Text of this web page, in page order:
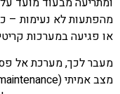
מהפתעות לא נעימות –
או פגיעה במערכות
מעבר לכך, מערכת אל